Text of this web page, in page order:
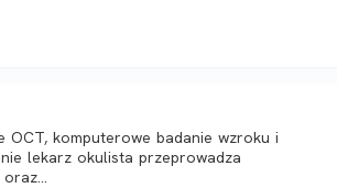
OCT, komputerowe badanie wzroku i
lekarz okulista przeprowadza